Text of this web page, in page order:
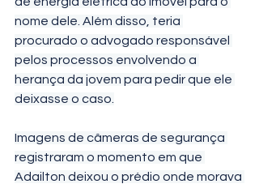
nome dele. Além disso, teria
procurado o advogado responsável
pelos processos envolvendo a
herança da jovem para pedir que ele
deixasse o caso.
Imagens de câmeras de segurança
registraram o momento em que
Adailton deixou o prédio onde morava